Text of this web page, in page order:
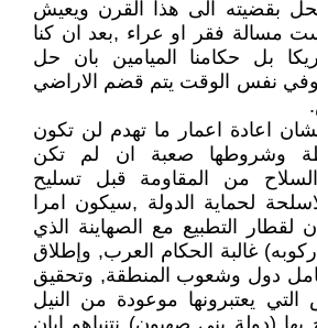
بقضيته الى هذا القرن ويعيش
مسالة فقر او عراء ,بعد ان كنا
بل حكامنا الميامين بان حل
وفي نفس الوقت يتم قضم الاراضي
اعادة اعمار ما تهدم لن تكون
وشروطها صعبة ان لم تكن
من المقاومة قبل تسليح
لحماية الدولة ,سيكون امرا
لقطار التطبيع مع الصهاينة الذي
غالبة الحكام العرب, وإطلاق
دول وشعوب المنطقة, وتحقيق
التي يعتبرونها موعودة من النيل